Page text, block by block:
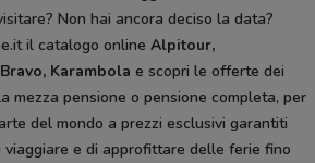
Non hai ancora deciso la data?
il catalogo online Alpitour,
Karambola e scopri le offerte dei
mezza pensione o pensione completa, per
del mondo a prezzi esclusivi garantiti
viaggiare e di approfittare delle ferie fino